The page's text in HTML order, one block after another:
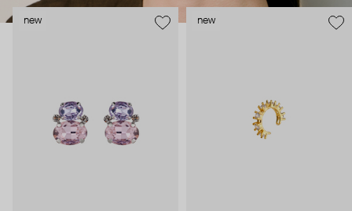
new new